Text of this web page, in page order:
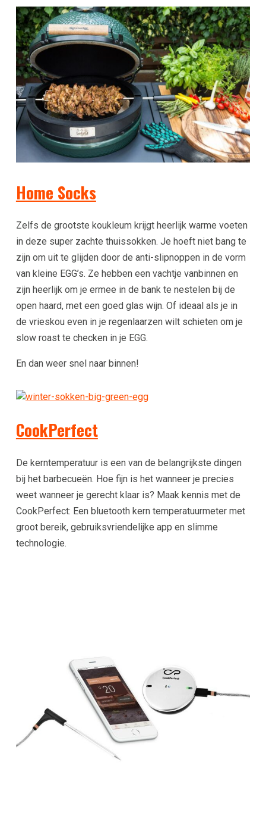
Home Socks
Zelfs de grootste koukleum krijgt heerlijk warme voeten
in deze super zachte thuissokken. Je hoeft niet bang te
zijn om uit te glijden door de anti-slipnoppen in de vorm
van kleine EGG’s. Ze hebben een vachtje vanbinnen en
zijn heerlijk om je ermee in de bank te nestelen bij de
open haard, met een goed glas wijn. Of ideaal als je in
de vrieskou even in je regenlaarzen wilt schieten om je
slow roast te checken in je EGG.
En dan weer snel naar binnen!
CookPerfect
De kerntemperatuur is een van de belangrijkste dingen
bij het barbecueën. Hoe fijn is het wanneer je precies
weet wanneer je gerecht klaar is? Maak kennis met de
CookPerfect: Een bluetooth kern temperatuurmeter met
groot bereik, gebruiksvriendelijke app en slimme
technologie.